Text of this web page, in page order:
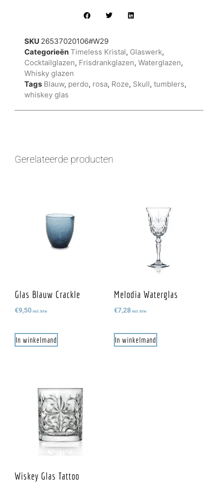
SKU 26537020106#W29
Categorieën Timeless Kristal, Glaswerk,
Cocktailglazen, Frisdrankglazen, Waterglazen,
Whisky glazen
Tags Blauw, perdo, rosa, Roze, Skull, tumblers,
whiskey glas
Gerelateerde producten
Glas Blauw Crackle
€9,50 incl. btw
In winkelmand
Melodia Waterglas
€7,28 incl. btw
In winkelmand
Wiskey Glas Tattoo